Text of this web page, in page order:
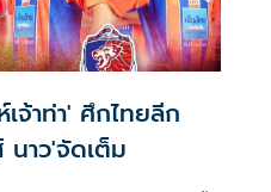
จ้าท่า' ศึกไทยลีก
นาว'จัดเต็ม